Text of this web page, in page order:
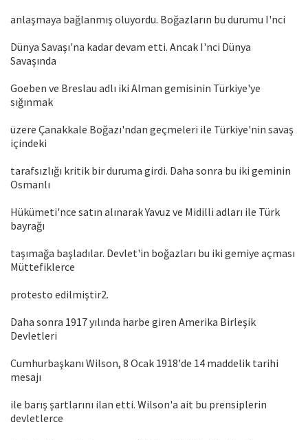
anlaşmaya bağlanmış oluyordu. Boğazların bu durumu I'nci
Dünya Savaşı'na kadar devam etti. Ancak I'nci Dünya
Savaşında
Goeben ve Breslau adlı iki Alman gemisinin Türkiye'ye
sığınmak
üzere Çanakkale Boğazı'ndan geçmeleri ile Türkiye'nin savaş
içindeki
tarafsızlığı kritik bir duruma girdi. Daha sonra bu iki geminin
Osmanlı
Hükümeti'nce satın alınarak Yavuz ve Midilli adları ile Türk
bayrağı
taşımağa başladılar. Devlet'in boğazları bu iki gemiye açması
Müttefiklerce
protesto edilmiştir2.
Daha sonra 1917 yılında harbe giren Amerika Birleşik
Devletleri
Cumhurbaşkanı Wilson, 8 Ocak 1918'de 14 maddelik tarihi
mesajı
ile barış şartlarını ilan etti. Wilson'a ait bu prensiplerin
devletlerce